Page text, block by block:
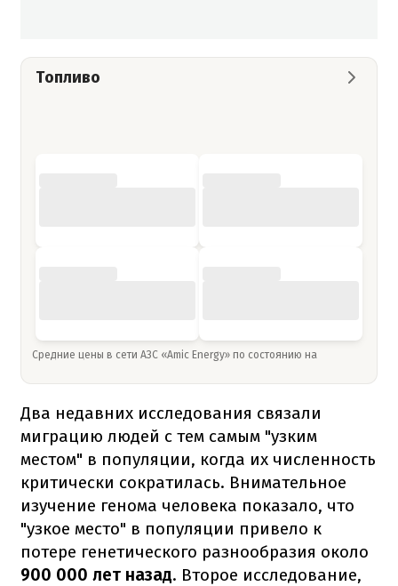
Топливо
Средние цены в сети АЗС «Amic Energy» по состоянию на
Два недавних исследования связали
миграцию людей с тем самым "узким
местом" в популяции, когда их численность
критически сократилась. Внимательное
изучение генома человека показало, что
"узкое место" в популяции привело к
потере генетического разнообразия около
900 000 лет назад. Второе исследование,